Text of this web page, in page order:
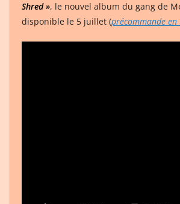
Shred », le nouvel album du gang de
disponible le 5 juillet (précommande en